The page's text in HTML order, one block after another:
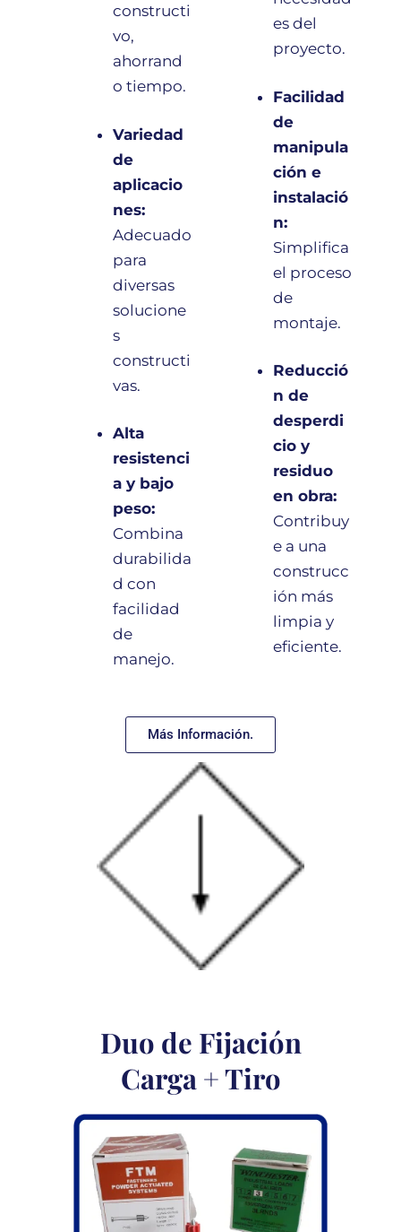
constructi
vo,
ahorrand
o tiempo.
Variedad
de
aplicacio
nes:
Adecuado
para
diversas
solucione
s
constructi
vas.
Alta
resistenci
a y bajo
peso:
Combina
durabilida
d con
facilidad
de
manejo.
es del
proyecto.
Facilidad
de
manipula
ción e
instalació
n:
Simplifica
el proceso
de
montaje.
Reducció
n de
desperdi
cio y
residuo
en obra:
Contribuy
e a una
construcc
ión más
limpia y
eficiente.
Más Información.
Duo de Fijación
Carga + Tiro